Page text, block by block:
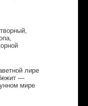
лире
—
мире